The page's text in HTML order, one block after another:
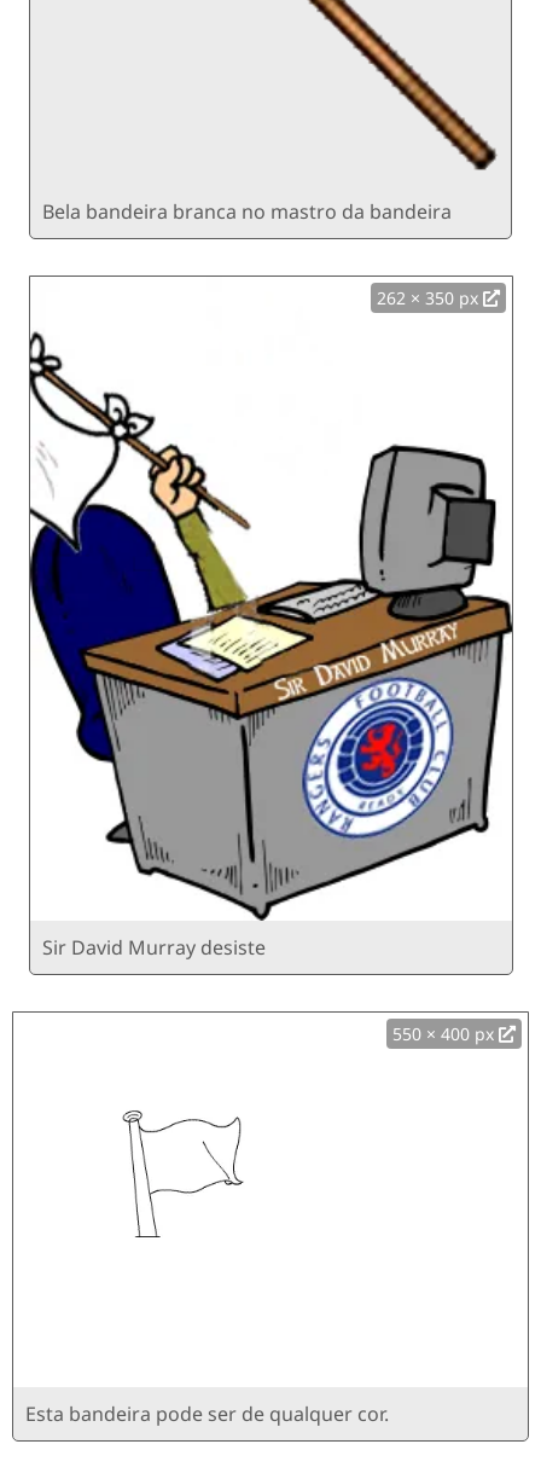
Bela bandeira branca no mastro da bandeira
262 × 350 px
Sir David Murray desiste
550 × 400 px
Esta bandeira pode ser de qualquer cor.